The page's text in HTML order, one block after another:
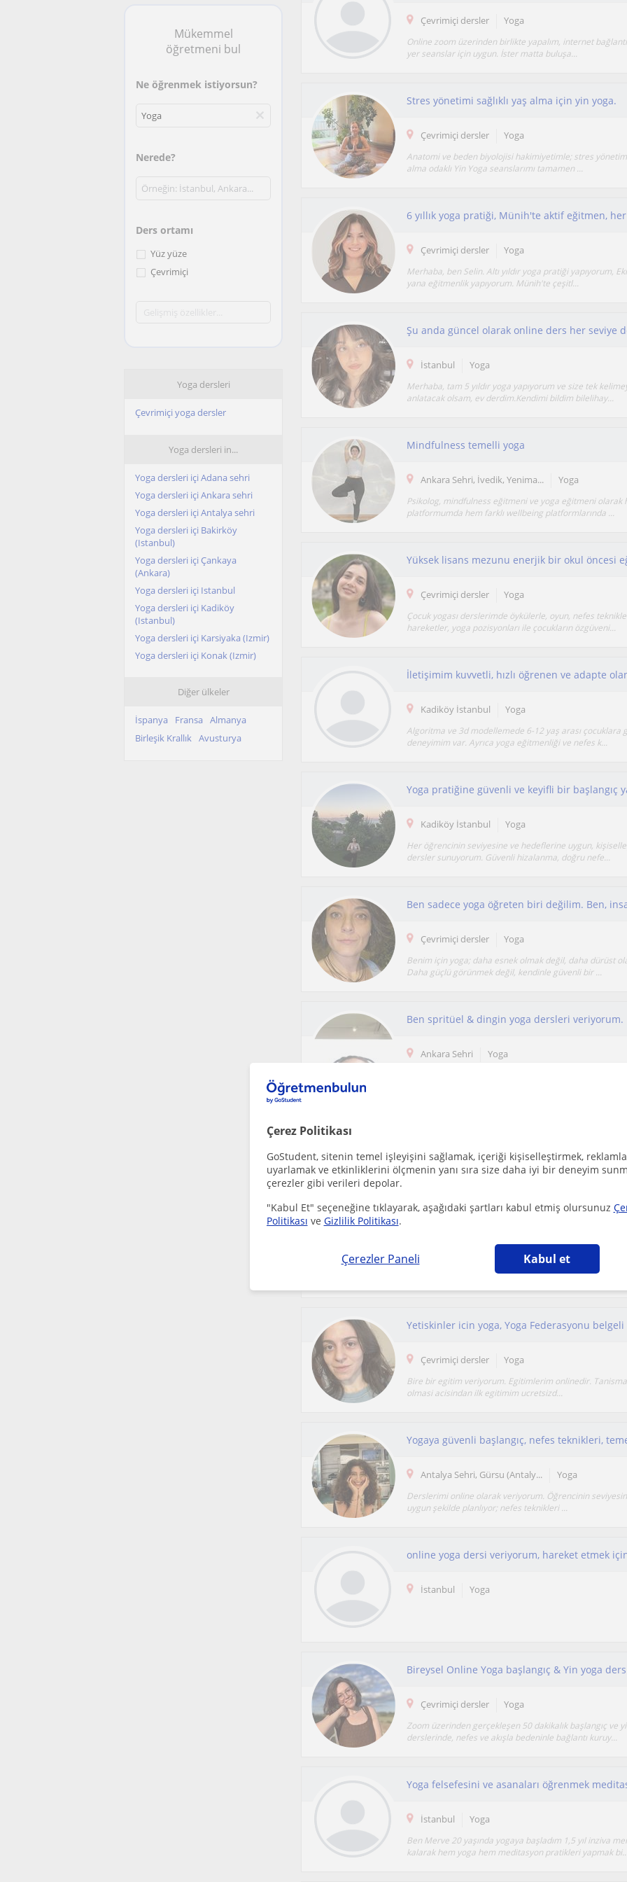
Çerez Politikası
GoStudent, sitenin temel işleyişini sağlamak, içeriği kişiselleştirmek,
uyarlamak ve etkinliklerini ölçmenin yanı sıra size daha iyi bir deneyim
çerezler gibi verileri depolar.
"Kabul Et" seçeneğine tıklayarak, aşağıdaki şartları kabul etmiş olursunuz
Politikası ve Gizlilik Politikası.
Çerezler Paneli Kabul et
Mükemmel
öğretmeni bul
Ne öğrenmek istiyorsun?
Nerede?
Ders ortamı
Yüz yüze
Çevrimiçi
Yoga dersleri
Çevrimiçi yoga dersler
Yoga dersleri in...
Yoga dersleri içi Adana sehri
Yoga dersleri içi Ankara sehri
Yoga dersleri içi Antalya sehri
Yoga dersleri içi Bakirköy
(Istanbul)
Yoga dersleri içi Çankaya
(Ankara)
Yoga dersleri içi Istanbul
Yoga dersleri içi Kadiköy
(Istanbul)
Yoga dersleri içi Karsiyaka (Izmir)
Yoga dersleri içi Konak (Izmir)
Diğer ülkeler
İspanya Fransa
Almanya
Birleşik Krallık Avusturya
Çevrimiçi dersler Yoga
Online zoom üzerinden birlikte yapalım, internet
yer seanslar için uygun. İster matta buluşa...
Stres yönetimi sağlıklı yaş alma için yin yoga.
Çevrimiçi dersler Yoga
Anatomi ve beden biyolojisi hakimiyetimle; stres yönetimi
alma odaklı Yin Yoga seanslarımı tamamen ...
Çevrimiçi dersler Yoga
Merhaba, ben Selin. Altı yıldır yoga pratiği yapıyorum,
yana eğitmenlik yapıyorum. Münih'te çeşitl...
İstanbul Yoga
Merhaba, tam 5 yıldır yoga yapıyorum ve size tek
anlatacak olsam, ev derdim.Kendimi bildim bilelihay...
Mindfulness temelli yoga
Ankara Sehri, İvedik, Yenima... Yoga
Psikolog, mindfulness eğitmeni ve yoga eğitmeni olarak
platformumda hem farklı wellbeing platformlarında ...
Yüksek lisans mezunu enerjik bir okul öncesi
Çevrimiçi dersler Yoga
Çocuk yogası derslerimde öykülerle, oyun, nefes
hareketler, yoga pozisyonları ile çocukların özgüveni...
İletişimim kuvvetli, hızlı öğrenen ve adapte
Kadiköy İstanbul Yoga
Algoritma ve 3d modellemede 6-12 yaş arası çocuklara
deneyimim var. Ayrıca yoga eğitmenliği ve nefes k...
Kadiköy İstanbul Yoga
Her öğrencinin seviyesine ve hedeflerine uygun,
dersler sunuyorum. Güvenli hizalanma, doğru nefe...
Çevrimiçi dersler Yoga
Benim için yoga; daha esnek olmak değil, daha dürüst
Daha güçlü görünmek değil, kendinle güvenli bir ...
Ankara Sehri Yoga
Ücretsiz bir ilan ver ve öğretmenlerin seninle iletişime geçmesini sağla
Yoga
Yoga, burada ve şimdide olma bilimidir. Gurudwara
Yetiskinler icin yoga, Yoga Federasyonu belgeli
Çevrimiçi dersler Yoga
Bire bir egitim veriyorum. Egitimlerim onlinedir.
olmasi acisindan ilk egitimim ucretsizd...
Antalya Sehri, Gürsu (Antaly... Yoga
Derslerimi online olarak veriyorum. Öğrencinin
uygun şekilde planlıyor; nefes teknikleri ...
online yoga dersi veriyorum, hareket etmek
İstanbul Yoga
Bireysel Online Yoga başlangıç & Yin yoga
Çevrimiçi dersler Yoga
Zoom üzerinden gerçekleşen 50 dakikalık başlangıç ve
derslerinde, nefes ve akışla bedeninle bağlantı kuruy...
İstanbul Yoga
Ben Merve 20 yaşında yogaya başladım 1,5 yıl inziva
kalarak hem yoga hem meditasyon pratikleri yapmak